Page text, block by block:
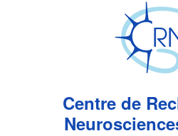
Centre de